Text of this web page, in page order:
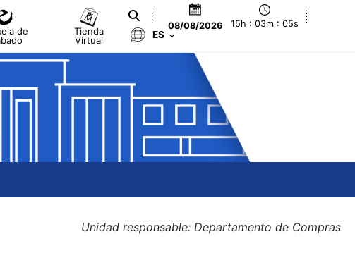
de
Tienda
Virtual
08/08/2026 15h : 03m : 05s
ES
Unidad responsable: Departamento de Compras